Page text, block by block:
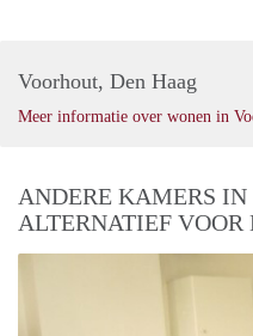
Voorhout, Den Haag
Meer informatie over wonen in
ANDERE KAMERS IN
ALTERNATIEF VOOR